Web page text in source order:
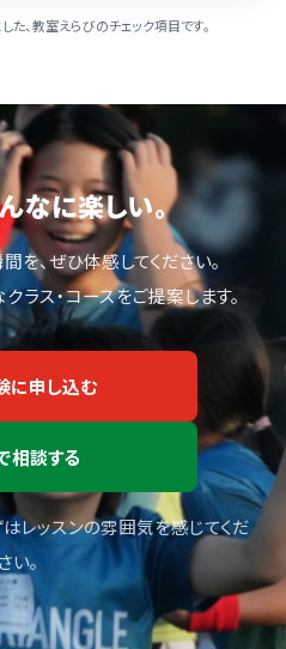
、教室えらびのチェック項目です。
なに楽しい。
を、ぜひ体感してください。
ス・コースをご提案します。
に申し込む
相談する
レッスンの雰囲気を感じてくだ
さい。